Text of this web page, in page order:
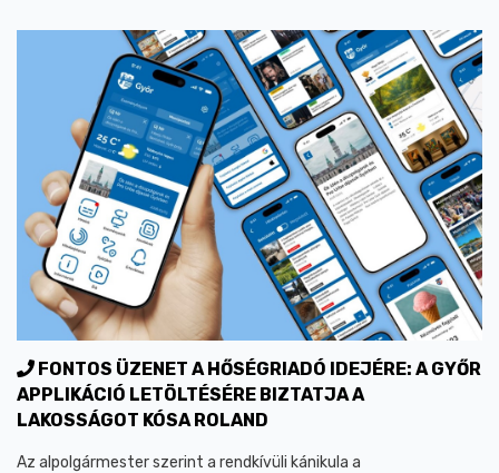
FONTOS ÜZENET A HŐSÉGRIADÓ IDEJÉRE: A GYŐR
APPLIKÁCIÓ LETÖLTÉSÉRE BIZTATJA A
LAKOSSÁGOT KÓSA ROLAND
Az alpolgármester szerint a rendkívüli kánikula a